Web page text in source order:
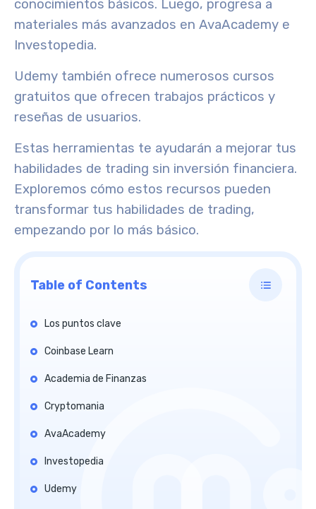
conocimientos básicos. Luego, progresa a
materiales más avanzados en AvaAcademy e
Investopedia.
Udemy también ofrece numerosos cursos
gratuitos que ofrecen trabajos prácticos y
reseñas de usuarios.
Estas herramientas te ayudarán a mejorar tus
habilidades de trading sin inversión financiera.
Exploremos cómo estos recursos pueden
transformar tus habilidades de trading,
empezando por lo más básico.
Table of Contents
Los puntos clave
Coinbase Learn
Academia de Finanzas
Cryptomania
AvaAcademy
Investopedia
Udemy